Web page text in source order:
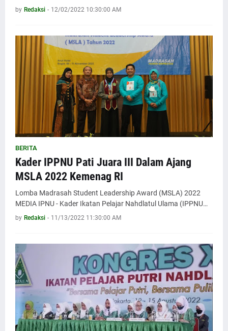
by Redaksi - 12/02/2022 10:30:00 AM
BERITA
Kader IPPNU Pati Juara III Dalam Ajang
MSLA 2022 Kemenag RI
Lomba Madrasah Student Leadership Award (MSLA) 2022
MEDIA IPNU - Kader Ikatan Pelajar Nahdlatul Ulama (IPPNU…
by Redaksi - 11/13/2022 11:30:00 AM